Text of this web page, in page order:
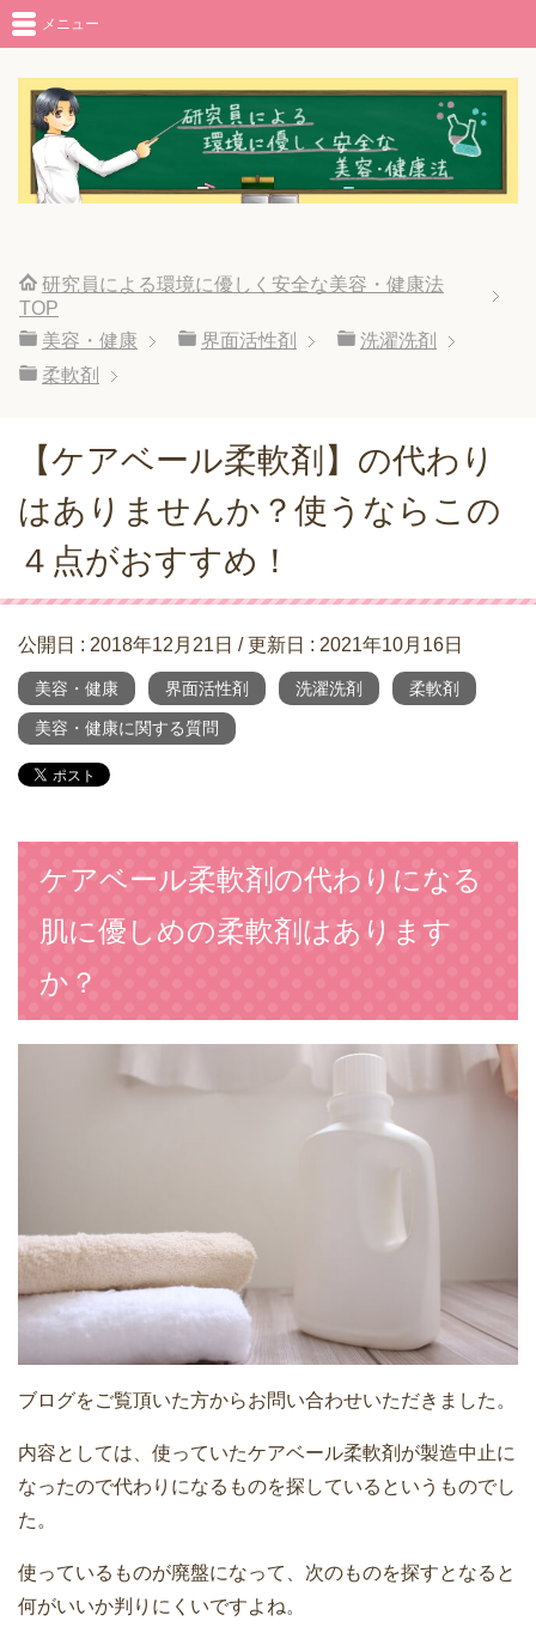
メニュー
研究員による環境に優しく安全な美容・健康法
TOP
美容・健康
界面活性剤
洗濯洗剤
柔軟剤
【ケアベール柔軟剤】の代わり
はありませんか？使うならこの
４点がおすすめ！
公開日 : 2018年12月21日 / 更新日 : 2021年10月16日
美容・健康 界面活性剤 洗濯洗剤 柔軟剤
美容・健康に関する質問
ケアベール柔軟剤の代わりになる
肌に優しめの柔軟剤はあります
か？
ブログをご覧頂いた方からお問い合わせいただきました。
内容としては、使っていたケアベール柔軟剤が製造中止に
なったので代わりになるものを探しているというものでし
た。
使っているものが廃盤になって、次のものを探すとなると
何がいいか判りにくいですよね。